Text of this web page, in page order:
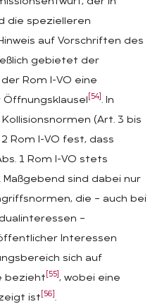
die spezielleren
auf Vorschriften des
gebietet der
Rom I-VO eine
[54] . In
(Art. 3 bis
Rom I-VO fest, dass
1 Rom I-VO stets
sind dabei nur
die – auch bei
–
Interessen
sich auf
bezieht [55] , wobei eine
ist [56] .